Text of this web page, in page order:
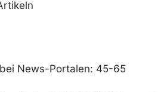
News-Portalen: 45-65